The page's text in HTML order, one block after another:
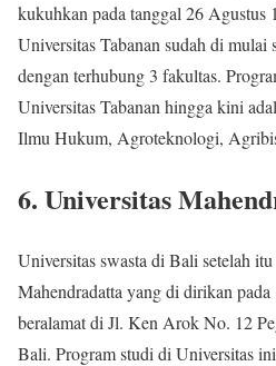
kukuhkan pada tanggal 26 Agustus
Universitas Tabanan sudah di mulai
dengan terhubung 3 fakultas.
Universitas Tabanan hingga kini
Ilmu Hukum, Agroteknologi,
6. Universitas
Universitas swasta di Bali setelah
Mahendradatta yang di dirikan
beralamat di Jl. Ken Arok No. 12
Bali. Program studi di Universitas